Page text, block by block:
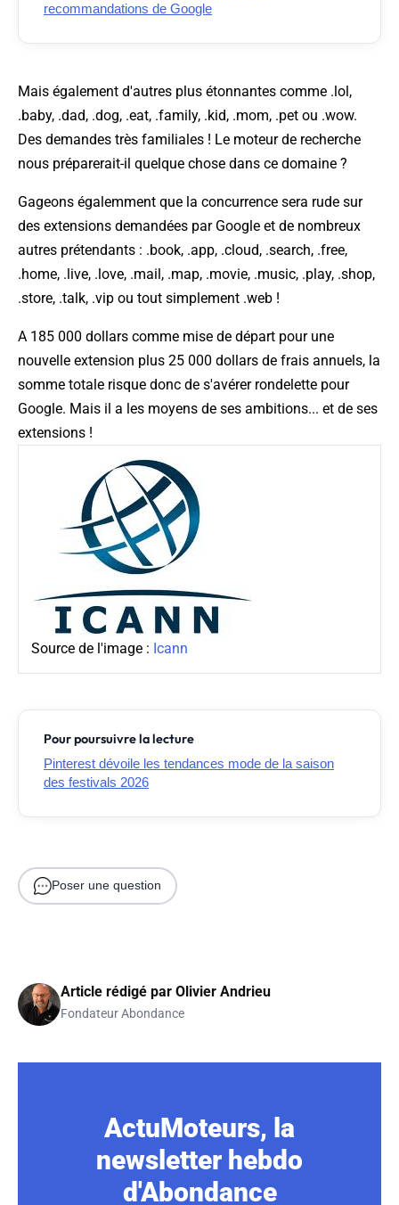
recommandations de Google
Mais également d'autres plus étonnantes comme .lol,
.baby, .dad, .dog, .eat, .family, .kid, .mom, .pet ou .wow.
Des demandes très familiales ! Le moteur de recherche
nous préparerait-il quelque chose dans ce domaine ?
Gageons égalemment que la concurrence sera rude sur
des extensions demandées par Google et de nombreux
autres prétendants : .book, .app, .cloud, .search, .free,
.home, .live, .love, .mail, .map, .movie, .music, .play, .shop,
.store, .talk, .vip ou tout simplement .web !
A 185 000 dollars comme mise de départ pour une
nouvelle extension plus 25 000 dollars de frais annuels, la
somme totale risque donc de s'avérer rondelette pour
Google. Mais il a les moyens de ses ambitions... et de ses
extensions !
Source de l'image : Icann
Pour poursuivre la lecture
Pinterest dévoile les tendances mode de la saison
des festivals 2026
Poser une question
Article rédigé par Olivier Andrieu
Fondateur Abondance
ActuMoteurs, la
newsletter hebdo
d'Abondance